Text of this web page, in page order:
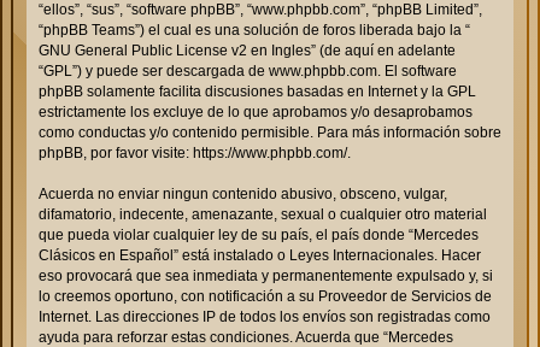
“ellos”, “sus”, “software phpBB”, “www.phpbb.com”, “phpBB Limited”,
“phpBB Teams”) el cual es una solución de foros liberada bajo la “
GNU General Public License v2 en Ingles” (de aquí en adelante
“GPL”) y puede ser descargada de www.phpbb.com. El software
phpBB solamente facilita discusiones basadas en Internet y la GPL
estrictamente los excluye de lo que aprobamos y/o desaprobamos
como conductas y/o contenido permisible. Para más información sobre
phpBB, por favor visite: https://www.phpbb.com/.
Acuerda no enviar ningun contenido abusivo, obsceno, vulgar,
difamatorio, indecente, amenazante, sexual o cualquier otro material
que pueda violar cualquier ley de su país, el país donde “Mercedes
Clásicos en Español” está instalado o Leyes Internacionales. Hacer
eso provocará que sea inmediata y permanentemente expulsado y, si
lo creemos oportuno, con notificación a su Proveedor de Servicios de
Internet. Las direcciones IP de todos los envíos son registradas como
ayuda para reforzar estas condiciones. Acuerda que “Mercedes